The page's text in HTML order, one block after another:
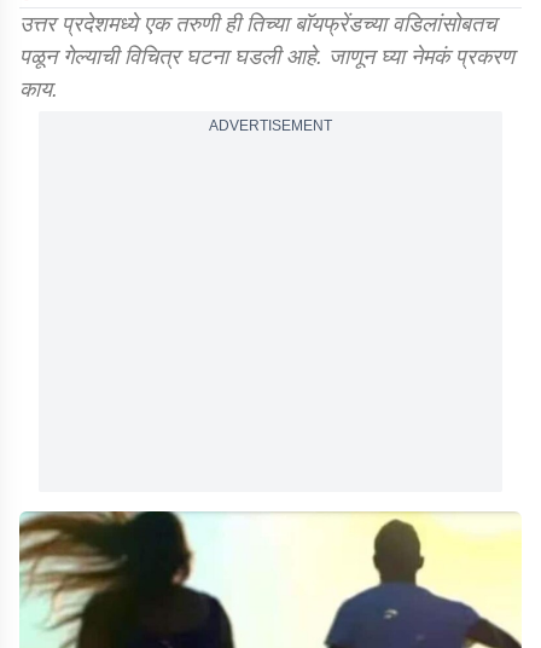
उत्तर प्रदेशमध्ये एक तरुणी ही तिच्या बॉयफ्रेंडच्या वडिलांसोबतच
पळून गेल्याची विचित्र घटना घडली आहे. जाणून घ्या नेमकं प्रकरण
काय.
ADVERTISEMENT